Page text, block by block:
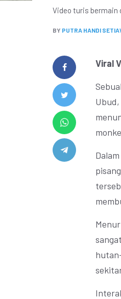
Video turis bermain
BY PUTRA HANDI
Viral